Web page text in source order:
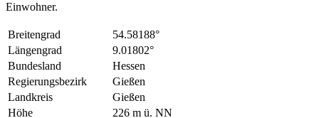
Einwohner.
Breitengrad
54.58188°
Längengrad
9.01802°
Bundesland
Hessen
Regierungsbezirk
Gießen
Landkreis
Gießen
Höhe
226 m ü. NN